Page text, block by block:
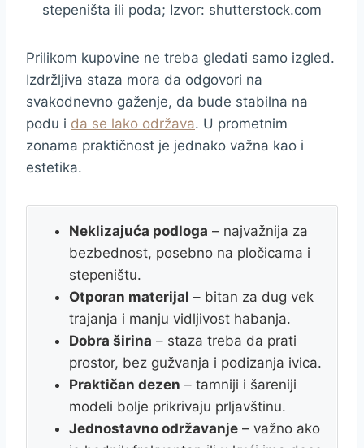
stepeništa ili poda; Izvor: shutterstock.com
Prilikom kupovine ne treba gledati samo izgled.
Izdržljiva staza mora da odgovori na
svakodnevno gaženje, da bude stabilna na
podu i da se lako održava. U prometnim
zonama praktičnost je jednako važna kao i
estetika.
Neklizajuća podloga – najvažnija za
bezbednost, posebno na pločicama i
stepeništu.
Otporan materijal – bitan za dug vek
trajanja i manju vidljivost habanja.
Dobra širina – staza treba da prati
prostor, bez gužvanja i podizanja ivica.
Praktičan dezen – tamniji i šareniji
modeli bolje prikrivaju prljavštinu.
Jednostavno održavanje – važno ako